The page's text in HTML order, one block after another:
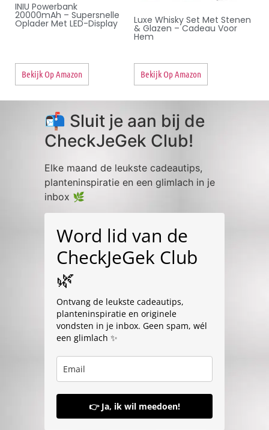
INIU Powerbank
20000mAh – Supersnelle
Oplader Met LED-Display
Bekijk Op Amazon
Luxe Whisky Set Met Stenen
& Glazen – Cadeau Voor
Hem
Bekijk Op Amazon
📬 Sluit je aan bij de
CheckJeGek Club!
Elke maand de leukste cadeautips,
planteninspiratie en een glimlach in je
inbox 🌿
Word lid van de
CheckJeGek Club
🌿
Ontvang de leukste cadeautips,
planteninspiratie en originele
vondsten in je inbox. Geen spam, wél
een glimlach ✨
👉 Ja, ik wil meedoen!